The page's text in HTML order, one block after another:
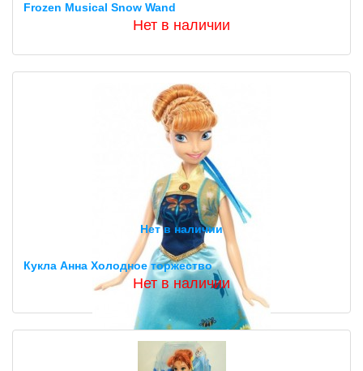
Frozen Musical Snow Wand
Нет в наличии
Нет в наличии
Кукла Анна Холодное торжество
Нет в наличии